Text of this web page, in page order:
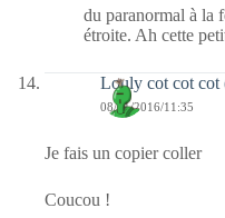
du paranormal à la
étroite. Ah cette
Louly cot cot
08/01/2016/11:35
Je fais un copier coller
Coucou !